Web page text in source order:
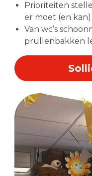
Prioriteiten
er moet (en
Van wc’s
prullenbakken